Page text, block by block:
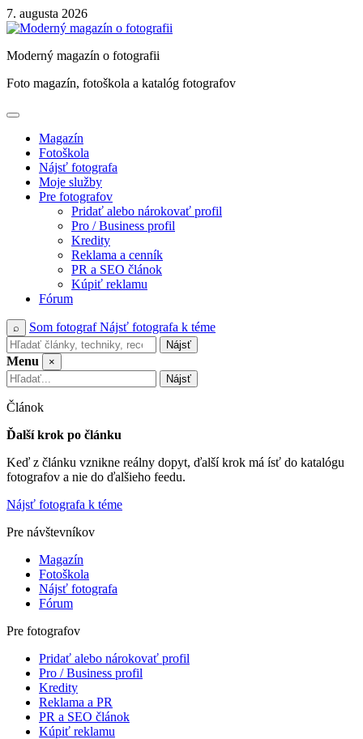
Skip
to
7. augusta 2026
Moderný magazín o fotografii
Foto magazín, fotoškola a katalóg fotografov
Magazín
Fotoškola
Nájsť fotografa
Moje služby
Pre fotografov
Pridať alebo nárokovať profil
Pro / Business profil
Kredity
Reklama a cenník
PR a SEO článok
Kúpiť reklamu
Fórum
⌕ Som fotografNájsť fotografa k téme
Nájsť
Menu
×
Nájsť
Článok
Ďalší krok po článku
Keď z článku vznikne reálny dopyt, ďalší krok má ísť do katalógu
fotografov a nie do ďalšieho feedu.
Nájsť fotografa k téme
Pre návštevníkov
Magazín
Fotoškola
Nájsť fotografa
Fórum
Pre fotografov
Pridať alebo nárokovať profil
Pro / Business profil
Kredity
Reklama a PR
PR a SEO článok
Kúpiť reklamu